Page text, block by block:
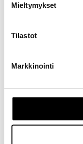
Mieltymykset
Tilastot
Markkinointi
Jani Muhonen